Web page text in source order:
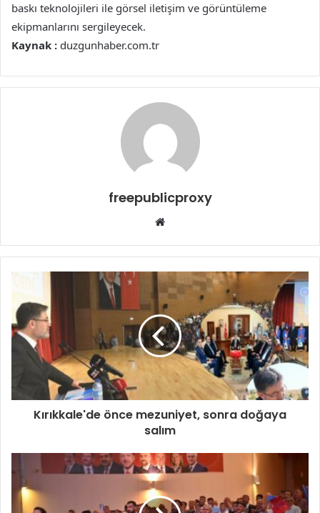
baskı teknolojileri ile görsel iletişim ve görüntüleme
ekipmanlarını sergileyecek.
Kaynak : duzgunhaber.com.tr
freepublicproxy
Web
Kırıkkale'de önce mezuniyet, sonra doğaya
salım